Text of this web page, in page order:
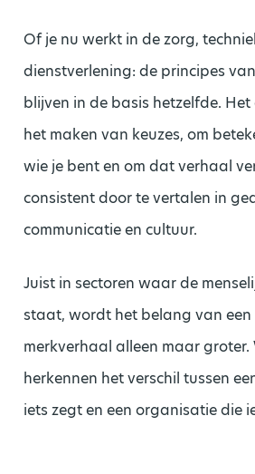
Of je nu werkt in de zorg,
dienstverlening: de principes
blijven in de basis hetzelfde.
het maken van keuzes, om
wie je bent en om dat verhaal
consistent door te vertalen in
communicatie en cultuur.
Juist in sectoren waar de
staat, wordt het belang van
merkverhaal alleen maar groter.
herkennen het verschil tussen
iets zegt en een organisatie die